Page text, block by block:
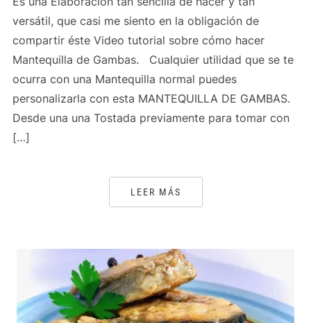
versátil, que casi me siento en la obligación de
compartir éste Video tutorial sobre cómo hacer
Mantequilla de Gambas. Cualquier utilidad que se te
ocurra con una Mantequilla normal puedes
personalizarla con esta MANTEQUILLA DE GAMBAS.
Desde una una Tostada previamente para tomar con
[…]
LEER MÁS